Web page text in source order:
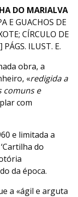
DO MARIALVA
E GUACHOS DE
CÍRCULO DE
ILUST. E.
obra, a
«redigida a
comuns e
com
e limitada a
do
da época.
a «ágil e arguta